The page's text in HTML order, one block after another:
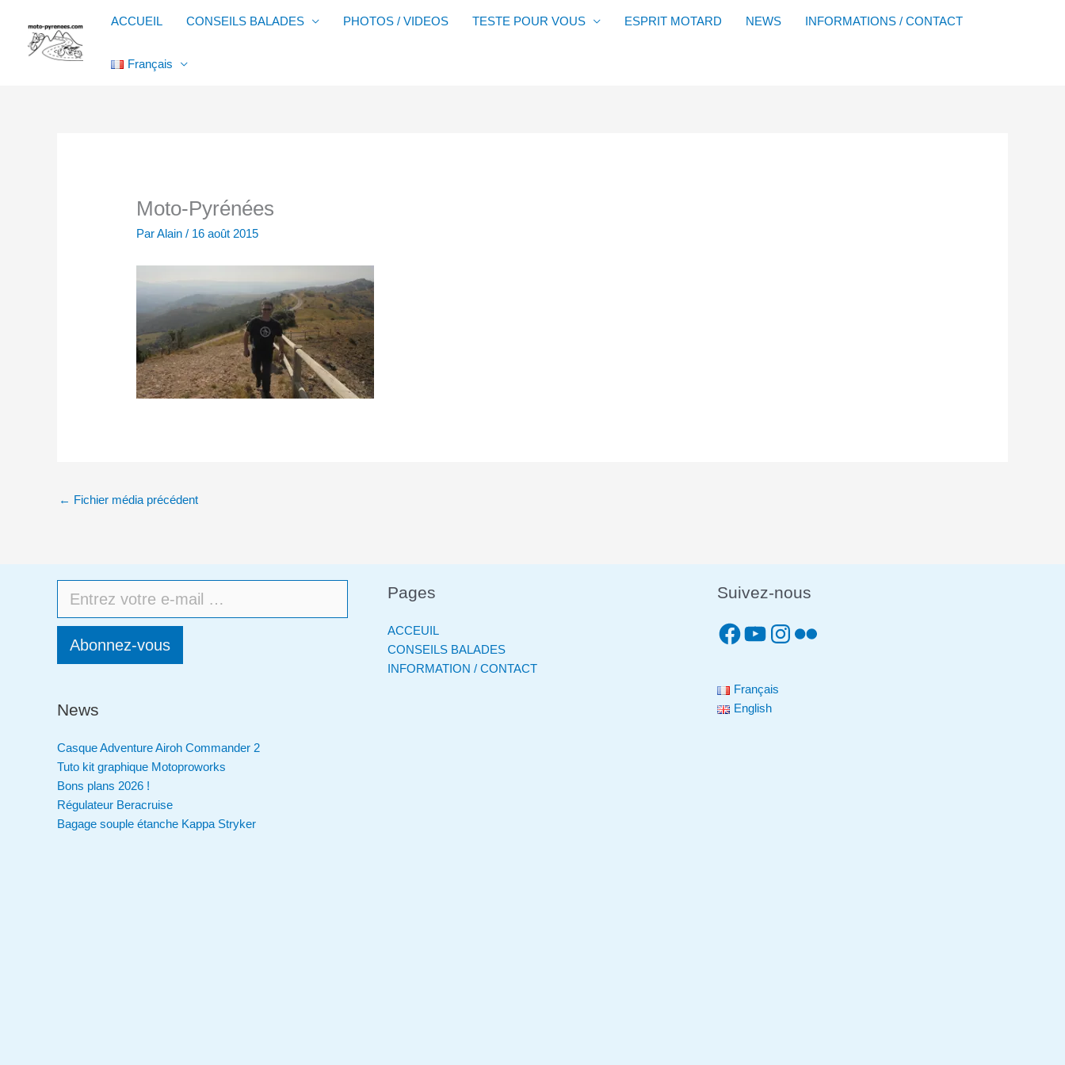
contenu
ACCUEIL CONSEILS BALADES PHOTOS / VIDEOS TESTE POUR VOUS ESPRIT MOTARD NEWS INFORMATIONS / CONTACT
Français
Moto-Pyrénées
ParAlain/ 16 août 2015
← Fichier média précédent
Abonnez-vous
News
Casque Adventure Airoh Commander 2
Tuto kit graphique Motoproworks
Bons plans 2026 !
Régulateur Beracruise
Bagage souple étanche Kappa Stryker
Pages
ACCEUIL
CONSEILS BALADES
INFORMATION / CONTACT
Suivez-nous
Français
English